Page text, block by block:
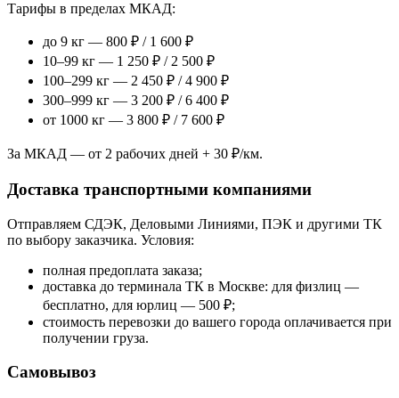
Тарифы в пределах МКАД:
до 9 кг — 800 ₽ / 1 600 ₽
10–99 кг — 1 250 ₽ / 2 500 ₽
100–299 кг — 2 450 ₽ / 4 900 ₽
300–999 кг — 3 200 ₽ / 6 400 ₽
от 1000 кг — 3 800 ₽ / 7 600 ₽
За МКАД — от 2 рабочих дней + 30 ₽/км.
Доставка транспортными компаниями
Отправляем СДЭК, Деловыми Линиями, ПЭК и другими ТК
по выбору заказчика. Условия:
полная предоплата заказа;
доставка до терминала ТК в Москве: для физлиц —
бесплатно, для юрлиц — 500 ₽;
стоимость перевозки до вашего города оплачивается при
получении груза.
Самовывоз